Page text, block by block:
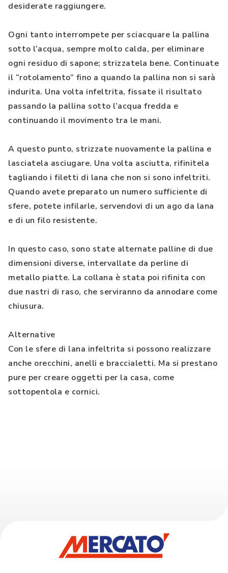
desiderate raggiungere.
Ogni tanto interrompete per sciacquare la pallina
sotto l’acqua, sempre molto calda, per eliminare
ogni residuo di sapone; strizzatela bene. Continuate
il “rotolamento” fino a quando la pallina non si sarà
indurita. Una volta infeltrita, fissate il risultato
passando la pallina sotto l’acqua fredda e
continuando il movimento tra le mani.
A questo punto, strizzate nuovamente la pallina e
lasciatela asciugare. Una volta asciutta, rifinitela
tagliando i filetti di lana che non si sono infeltriti.
Quando avete preparato un numero sufficiente di
sfere, potete infilarle, servendovi di un ago da lana
e di un filo resistente.
In questo caso, sono state alternate palline di due
dimensioni diverse, intervallate da perline di
metallo piatte. La collana è stata poi rifinita con
due nastri di raso, che serviranno da annodare come
chiusura.
Alternative
Con le sfere di lana infeltrita si possono realizzare
anche orecchini, anelli e braccialetti. Ma si prestano
pure per creare oggetti per la casa, come
sottopentola e cornici.